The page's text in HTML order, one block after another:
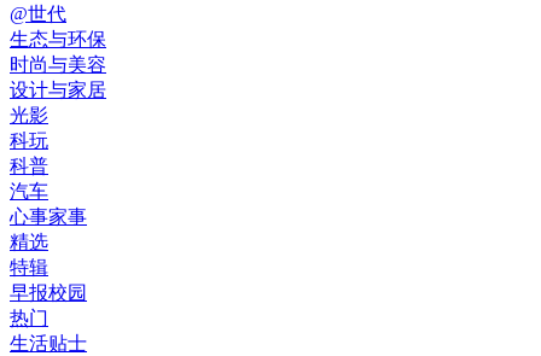
@世代
生态与环保
时尚与美容
设计与家居
光影
科玩
科普
汽车
心事家事
精选
特辑
早报校园
热门
生活贴士